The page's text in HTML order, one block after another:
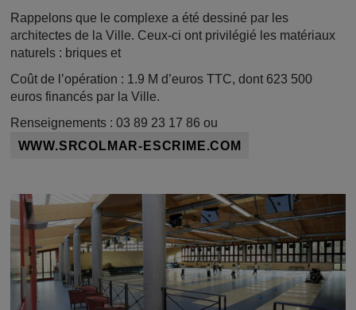
Rappelons que le complexe a été dessiné par les
architectes de la Ville. Ceux-ci ont privilégié les matériaux
naturels : briques et
Coût de l’opération : 1.9 M d’euros TTC, dont 623 500
euros financés par la Ville.
Renseignements : 03 89 23 17 86 ou
WWW.SRCOLMAR-ESCRIME.COM